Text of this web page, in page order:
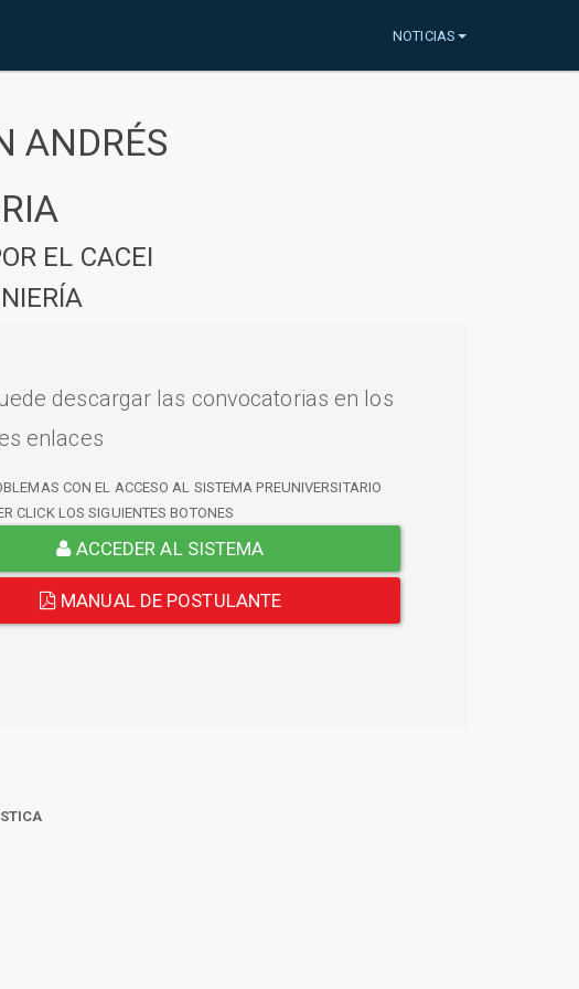
NOTICIAS
ANDRÉS
EL CACEI
descargar las convocatorias en los
enlaces
CON EL ACCESO AL SISTEMA PREUNIVERSITARIO
CLICK LOS SIGUIENTES BOTONES
ACCEDER AL SISTEMA
MANUAL DE POSTULANTE